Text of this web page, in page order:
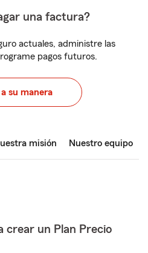
una factura?
actuales, administre las
pagos futuros.
a su manera
misión Nuestro equipo
crear un Plan Precio